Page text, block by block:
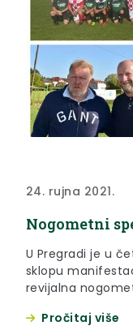
24. rujna 2021.
Nogometni
U Pregradi je u
sklopu
revijalna
saveza.
Pročitaj više